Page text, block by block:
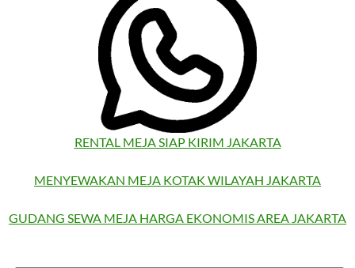
RENTAL MEJA SIAP KIRIM JAKARTA
MENYEWAKAN MEJA KOTAK WILAYAH JAKARTA
GUDANG SEWA MEJA HARGA EKONOMIS AREA JAKARTA